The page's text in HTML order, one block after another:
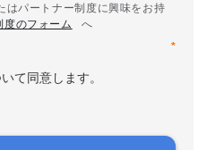
パートナー制度に興味をお持
度のフォーム
へ
*
て同意します。